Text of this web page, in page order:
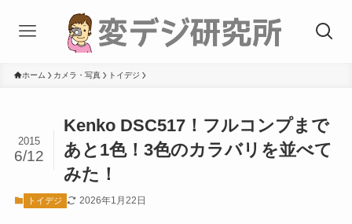
ホーム カメラ・写真 トイデジ
Kenko DSC517！フルコンプまで
あと1色！3色のカラバリを並べて
みた！
2015
6/12
トイデジ 2026年1月22日